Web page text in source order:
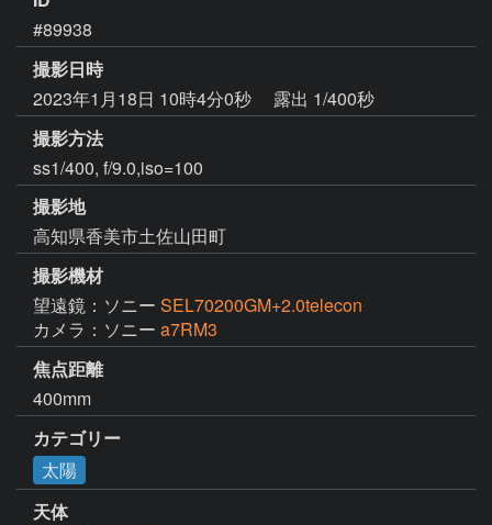
#89938
撮影日時
2023年1月18日 10時4分0秒
露出 1/400秒
撮影方法
ss1/400, f/9.0,iso=100
撮影地
高知県香美市土佐山田町
撮影機材
望遠鏡：ソニー SEL70200GM+2.0telecon
カメラ：ソニー a7RM3
焦点距離
400mm
カテゴリー
太陽
天体